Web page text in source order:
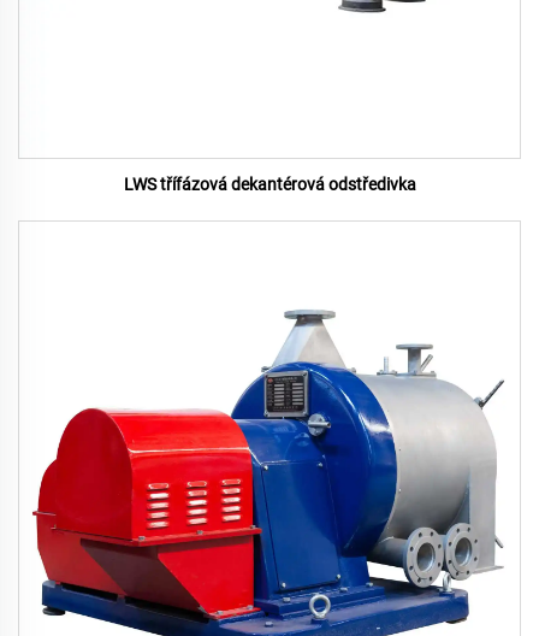
LWS třífázová dekantérová odstředivka